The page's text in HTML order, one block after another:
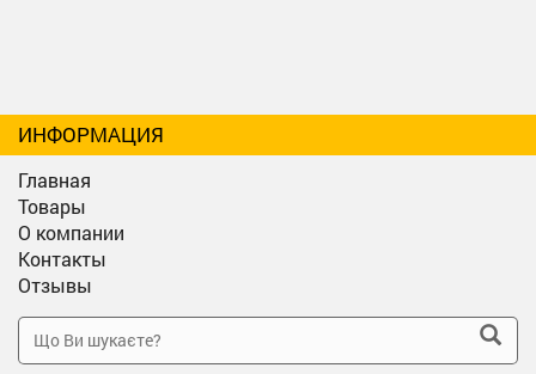
ИНФОРМАЦИЯ
Главная
Товары
О компании
Контакты
Отзывы